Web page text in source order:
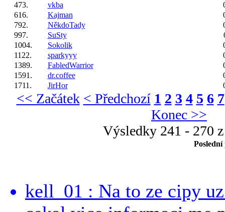
473.
vkba
616.
Kajman
792.
NěkdoTady
997.
SuSty
1004.
Sokolik
1122.
sparkyyy
1389.
FabledWarrior
1591.
dr.coffee
1711.
JirHor
<< Začátek < Předchozí 1 2 3 4 5 6 7
Konec >>
Výsledky 241 - 270
kell_01 : Na to ze cipy